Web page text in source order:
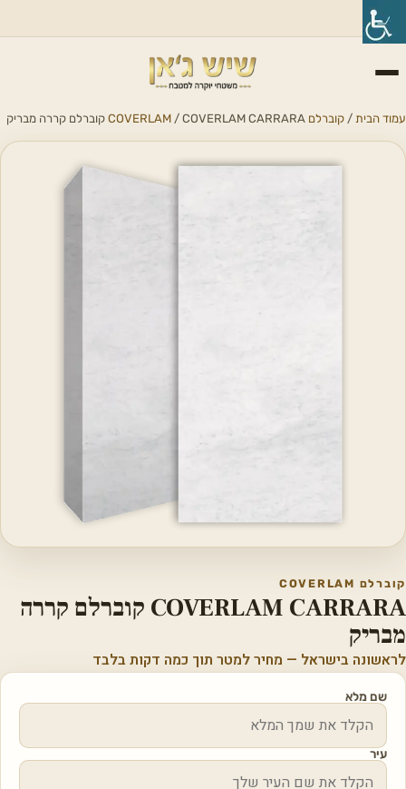
עמוד הבית / קוברלם COVERLAM / COVERLAM CARRARA קוברלם קררה מבריק
קוברלם COVERLAM
COVERLAM CARRARA קוברלם קררה
מבריק
לראשונה בישראל — מחיר למטר תוך כמה דקות בלבד
שם מלא
עיר